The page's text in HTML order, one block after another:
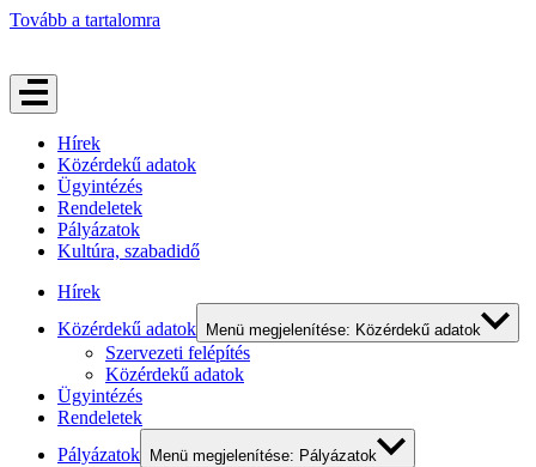
Tovább a tartalomra
Hírek
Közérdekű adatok
Ügyintézés
Rendeletek
Pályázatok
Kultúra, szabadidő
Hírek
Közérdekű adatok
Menü megjelenítése: Közérdekű adatok
Szervezeti felépítés
Közérdekű adatok
Ügyintézés
Rendeletek
Pályázatok
Menü megjelenítése: Pályázatok